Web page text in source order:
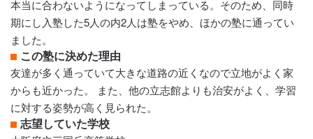
塾専用アプリ
アクセス・周りの環境
この塾へのアクセスは、駅から近く周りもコンビニもあり、
駐輪場も十分あるので、よいと思います。
本当に合わないようになってしまっている。そのため、同時
期にし入塾した5人の内2人は塾をやめ、ほかの塾に通ってい
ました。
この塾に決めた理由
友達が多く通っていて大きな道路の近くなので立地がよく家
からも近かった。 また、他の立志館よりも治安がよく、学習
に対する姿勢が高く見られた。
志望していた学校